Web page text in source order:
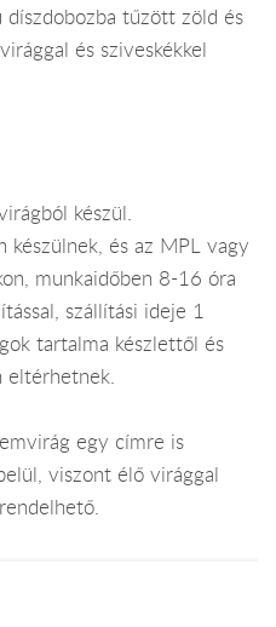
díszdobozba tűzött zöld és
és sziveskékkel
készül.
készülnek, és az MPL vagy
munkaidőben 8-16 óra
szállítási ideje 1
tartalma készlettől és
eltérhetnek.
egy címre is
viszont élő virággal